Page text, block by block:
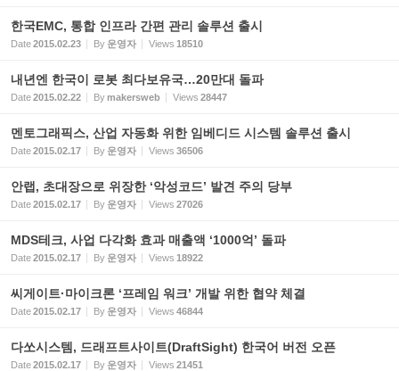
한국EMC, 통합 인프라 간편 관리 솔루션 출시
Date2015.02.23 By 운영자 Views 18510
내년엔 한국이 로봇 최다보유국…20만대 돌파
Date2015.02.22 Bymakersweb Views 28447
멘토그래픽스, 산업 자동화 위한 임베디드 시스템 솔루션 출시
Date2015.02.17 By 운영자 Views 36506
안랩, 초대장으로 위장한 ‘악성코드’ 발견 주의 당부
Date2015.02.17 By 운영자 Views 27026
MDS테크, 사업 다각화 효과 매출액 ‘1000억’ 돌파
Date2015.02.17 By 운영자 Views 18922
씨게이트·마이크론 ‘프레임 워크’ 개발 위한 협약 체결
Date2015.02.17 By 운영자 Views 46844
다쏘시스템, 드래프트사이트(DraftSight) 한국어 버전 오픈
Date2015.02.17 By 운영자 Views 21451